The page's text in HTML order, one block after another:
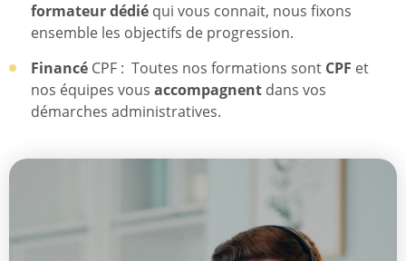
formateur dédié qui vous connait, nous fixons
ensemble les objectifs de progression.
Financé CPF : Toutes nos formations sont CPF et
nos équipes vous accompagnent dans vos
démarches administratives.